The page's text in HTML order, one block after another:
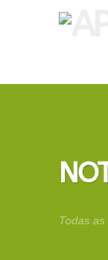
Todas